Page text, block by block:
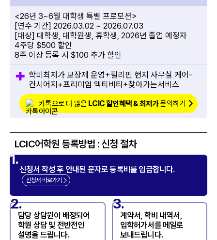
<26년 3~6월 대학생 특별 프로모션>
[연수 기간] 2026.03.02 ~ 2026.07.03
[대상] 대학생, 대학원생, 휴학생, 2026년 졸업 예정자
4주당 $500 할인
8주 이상 등록 시 $100 추가 할인
학비최저가 보장제 운영+필리핀 현지 사무실 케어-
컨시어지+프리미엄 액티비티+찾아가는서비스
카톡으로 더 많은 LCIC 할인혜택 & 최저가문의하기
LCIC어학원 등록방법 : 신청 절차
1.
신청서 작성 후 안내된 문자로 등록비를 입금합니다.
신청서 바로가기
2.
담당 상담원이 배정되어
학원 상담 및 전반전인
설명을 드립니다.
3.
계약서, 학비 내역서,
입학허가서를 메일로
보내드립니다.